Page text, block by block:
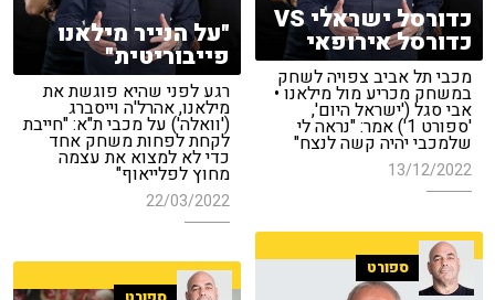
כדורסל ישראלי VS
כדורסל אירופאי
מכבי תל אביב צפויה לשחק
במשחק מכריע מול מילאנו •
אבי סגל ('ישראל היום',
'ספורט 1') אמר: "נראה לי
שלמכבי יהיה קשה לנצח"
13/12/2022
"על הנייר מילאנו
פייבוריטית"
רגע לפני שהיא פוגשת את
מילאנו, אהרל'ה וייסברג
('וואלה') על מכבי ת"א: "חייבת
לקחת לפחות משחק אחד
כדי לא למצוא את עצמה
מחוץ לפלייאוף"
22/03/2022
ספורט